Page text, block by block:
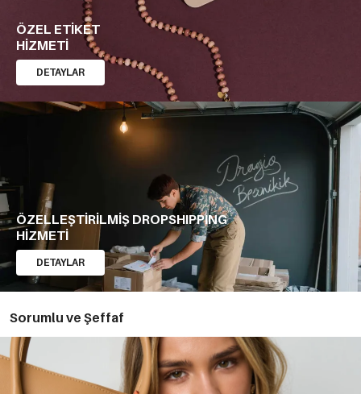
ÖZEL ETİKET
HİZMETİ
DETAYLAR
ÖZELLEŞTİRİLMİŞ DROPSHIPPING
HİZMETİ
DETAYLAR
Sorumlu ve Şeffaf